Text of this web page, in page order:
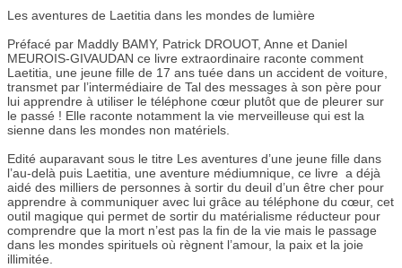
Les aventures de Laetitia dans les mondes de lumière
Préfacé par Maddly BAMY, Patrick DROUOT, Anne et Daniel
MEUROIS-GIVAUDAN ce livre extraordinaire raconte comment
Laetitia, une jeune fille de 17 ans tuée dans un accident de voiture,
transmet par l’intermédiaire de Tal des messages à son père pour
lui apprendre à utiliser le téléphone cœur plutôt que de pleurer sur
le passé ! Elle raconte notamment la vie merveilleuse qui est la
sienne dans les mondes non matériels.
Edité auparavant sous le titre Les aventures d’une jeune fille dans
l’au-delà puis Laetitia, une aventure médiumnique, ce livre a déjà
aidé des milliers de personnes à sortir du deuil d’un être cher pour
apprendre à communiquer avec lui grâce au téléphone du cœur, cet
outil magique qui permet de sortir du matérialisme réducteur pour
comprendre que la mort n’est pas la fin de la vie mais le passage
dans les mondes spirituels où règnent l’amour, la paix et la joie
illimitée.